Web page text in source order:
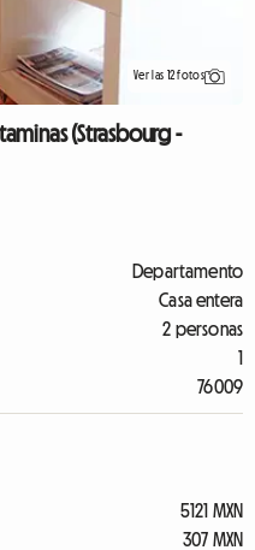
Ver las 12 fotos
(Strasbourg -
Departamento
Casa entera
2 personas
1
76009
5121 MXN
307 MXN